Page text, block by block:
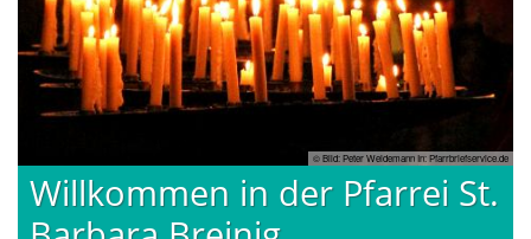
© Bild: Peter Weidemann In: Pfarrbriefservice.de
Willkommen in der Pfarrei St.